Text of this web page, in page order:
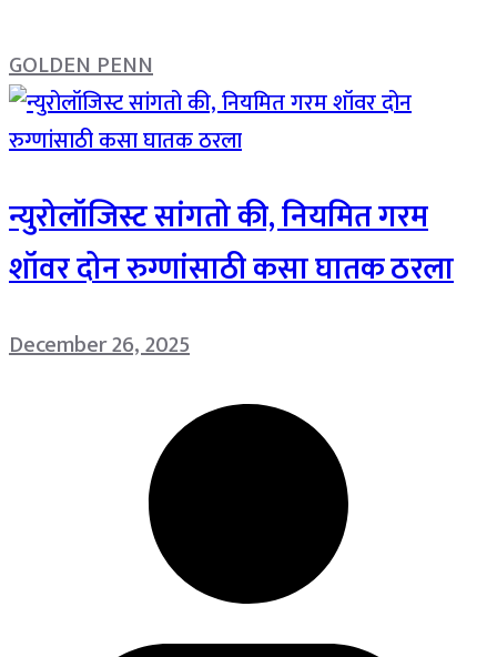
GOLDEN PENN
न्युरोलॉजिस्ट सांगतो की, नियमित गरम
शॉवर दोन रुग्णांसाठी कसा घातक ठरला
December 26, 2025